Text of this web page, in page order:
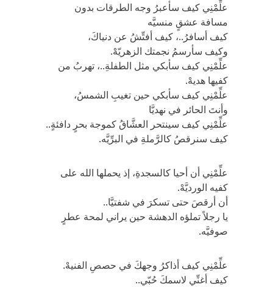
علِّمْنِي كيف سأعبرُ وجه الطرقات بدون
مسافة عشقٍ منسيَّه
كيف أسافرُ..، كيف أفتِّشُ عن دنياكَ،
وكيف سأرسمُ نجمتك الزهريّهْ.
علِّمْنِي كيف سأبكي مثل الطفلةِ..، تهربُ من
كفيها هديهْ.
علِّمْنِي كيف سأبكي حين تغيبِ الشمسُ،
وأنتَ الحائر في نهديَّا
علِّمْنِي كيف سينتحر العشَّاقُ كموجة بحرٍ دافئةٍ..
كيف سنرقصُ كالرَّملةِ في البرِّيَّه.
علِّمْنِي أن أحيا كالسجدةِ، إذ يحملها الله على
كفيه الورديَّهْ.
أن أرقصَ حتى تسكرَ في شفتيَّا..
يا رجلاً تملؤه الدهشة حين يراني لمحة عطرٍ
صوفيَّه.
علِّمْنِي كيف أذاكرُ وجهكَ في حصصِ الفنيهْ.
كيف أغنِّي لاسمكَ حُبّي..